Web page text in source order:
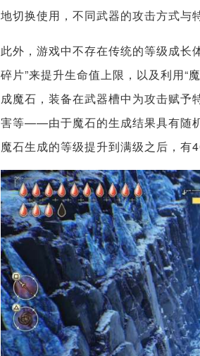
地切换使用，不同武器的攻击方式与
此外，游戏中不存在传统的等级成长
碎片”来提升生命值上限，以及利用“
成魔石，装备在武器槽中为攻击赋
害等——由于魔石的生成结果具有随
魔石生成的等级提升到满级之后，